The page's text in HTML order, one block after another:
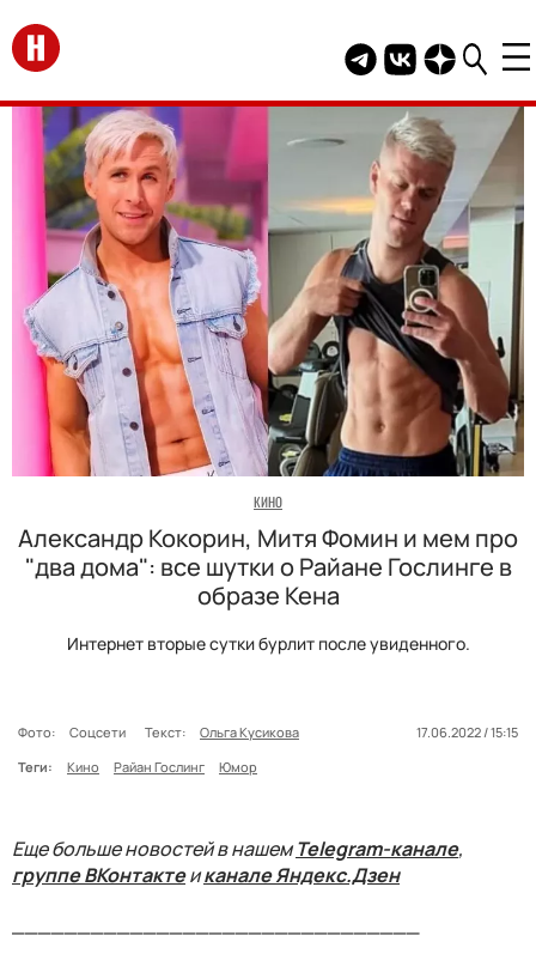
Перейти на главную
Telegram канал
Группа HELLO
Канал
КИНО
Александр Кокорин, Митя Фомин и мем про
"два дома": все шутки о Райане Гослинге в
образе Кена
Интернет вторые сутки бурлит после увиденного.
Фото: Соцсети Текст: Ольга Кусикова
17.06.2022 / 15:15
Теги:
Кино Райан Гослинг Юмор
Еще больше новостей в нашемTelegram-канале,
группе ВКонтактеиканале Яндекс.Дзен